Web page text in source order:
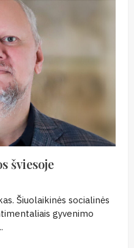
šviesoje
Šiuolaikinės socialinės
gyvenimo